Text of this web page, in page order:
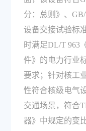
分：总则》、
设备交接试验标
时满足DL/T 963
件》的电力行业
要求；针对核工
性符合核级电气
交通场景，符合
器》中规定的变